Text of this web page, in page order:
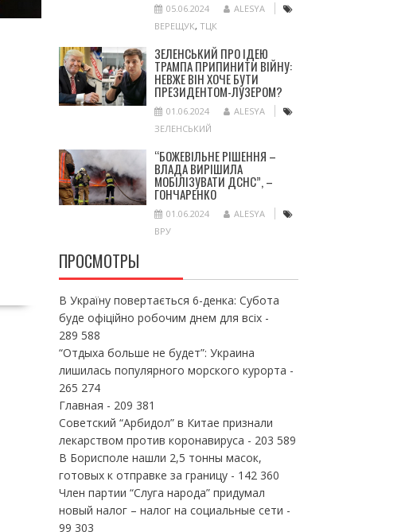
05.06.2024
ALESYA
ВЕРЕЩУК, ТЦК
ЗЕЛЕНСЬКИЙ ПРО ІДЕЮ
ТРАМПА ПРИПИНИТИ ВІЙНУ:
НЕВЖЕ ВІН ХОЧЕ БУТИ
ПРЕЗИДЕНТОМ-ЛУЗЕРОМ?
01.06.2024
ALESYA
ЗЕЛЕНСЬКИЙ
“БОЖЕВІЛЬНЕ РІШЕННЯ –
ВЛАДА ВИРІШИЛА
МОБІЛІЗУВАТИ ДСНС”, –
ГОНЧАРЕНКО
01.06.2024
ALESYA
ВРУ
ПРОСМОТРЫ
В Україну повертається 6-денка: Субота
буде офіційно робочим днем для всіх-
289 588
“Отдыха больше не будет”: Украина
лишилась популярного морского курорта -
265 274
Главная - 209 381
Советский “Арбидол” в Китае признали
лекарством против коронавируса - 203 589
В Борисполе нашли 2,5 тонны масок,
готовых к отправке за границу- 142 360
Член партии “Слуга народа” придумал
новый налог – налог на социальные сети -
99 303